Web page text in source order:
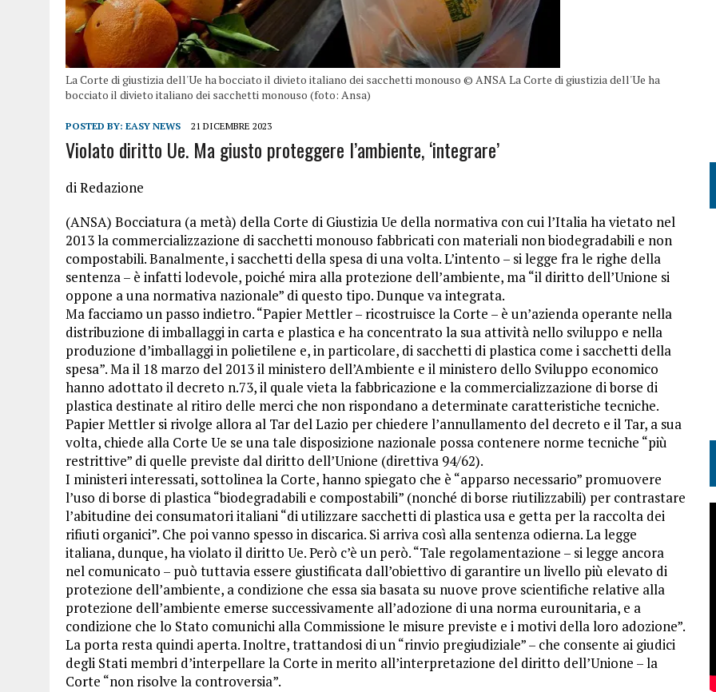
La Corte di giustizia dell'Ue ha bocciato il divieto italiano dei sacchetti monouso © ANSA La Corte di giustizia dell'Ue ha
bocciato il divieto italiano dei sacchetti monouso (foto: Ansa)
POSTED BY: EASY NEWS 21 DICEMBRE 2023
Violato diritto Ue. Ma giusto proteggere l’ambiente, ‘integrare’
di Redazione
(ANSA) Bocciatura (a metà) della Corte di Giustizia Ue della normativa con cui l’Italia ha vietato nel
2013 la commercializzazione di sacchetti monouso fabbricati con materiali non biodegradabili e non
compostabili. Banalmente, i sacchetti della spesa di una volta. L’intento – si legge fra le righe della
sentenza – è infatti lodevole, poiché mira alla protezione dell’ambiente, ma “il diritto dell’Unione si
oppone a una normativa nazionale” di questo tipo. Dunque va integrata.
Ma facciamo un passo indietro. “Papier Mettler – ricostruisce la Corte – è un’azienda operante nella
distribuzione di imballaggi in carta e plastica e ha concentrato la sua attività nello sviluppo e nella
produzione d’imballaggi in polietilene e, in particolare, di sacchetti di plastica come i sacchetti della
spesa”. Ma il 18 marzo del 2013 il ministero dell’Ambiente e il ministero dello Sviluppo economico
hanno adottato il decreto n.73, il quale vieta la fabbricazione e la commercializzazione di borse di
plastica destinate al ritiro delle merci che non rispondano a determinate caratteristiche tecniche.
Papier Mettler si rivolge allora al Tar del Lazio per chiedere l’annullamento del decreto e il Tar, a sua
volta, chiede alla Corte Ue se una tale disposizione nazionale possa contenere norme tecniche “più
restrittive” di quelle previste dal diritto dell’Unione (direttiva 94/62).
I ministeri interessati, sottolinea la Corte, hanno spiegato che è “apparso necessario” promuovere
l’uso di borse di plastica “biodegradabili e compostabili” (nonché di borse riutilizzabili) per contrastare
l’abitudine dei consumatori italiani “di utilizzare sacchetti di plastica usa e getta per la raccolta dei
rifiuti organici”. Che poi vanno spesso in discarica. Si arriva così alla sentenza odierna. La legge
italiana, dunque, ha violato il diritto Ue. Però c’è un però. “Tale regolamentazione – si legge ancora
nel comunicato – può tuttavia essere giustificata dall’obiettivo di garantire un livello più elevato di
protezione dell’ambiente, a condizione che essa sia basata su nuove prove scientifiche relative alla
protezione dell’ambiente emerse successivamente all’adozione di una norma eurounitaria, e a
condizione che lo Stato comunichi alla Commissione le misure previste e i motivi della loro adozione”.
La porta resta quindi aperta. Inoltre, trattandosi di un “rinvio pregiudiziale” – che consente ai giudici
degli Stati membri d’interpellare la Corte in merito all’interpretazione del diritto dell’Unione – la
Corte “non risolve la controversia”.